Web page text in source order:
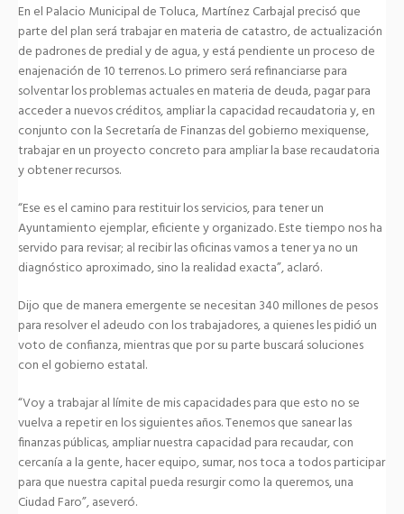
En el Palacio Municipal de Toluca, Martínez Carbajal precisó que
parte del plan será trabajar en materia de catastro, de actualización
de padrones de predial y de agua, y está pendiente un proceso de
enajenación de 10 terrenos. Lo primero será refinanciarse para
solventar los problemas actuales en materia de deuda, pagar para
acceder a nuevos créditos, ampliar la capacidad recaudatoria y, en
conjunto con la Secretaría de Finanzas del gobierno mexiquense,
trabajar en un proyecto concreto para ampliar la base recaudatoria
y obtener recursos.
“Ese es el camino para restituir los servicios, para tener un
Ayuntamiento ejemplar, eficiente y organizado. Este tiempo nos ha
servido para revisar; al recibir las oficinas vamos a tener ya no un
diagnóstico aproximado, sino la realidad exacta”, aclaró.
Dijo que de manera emergente se necesitan 340 millones de pesos
para resolver el adeudo con los trabajadores, a quienes les pidió un
voto de confianza, mientras que por su parte buscará soluciones
con el gobierno estatal.
“Voy a trabajar al límite de mis capacidades para que esto no se
vuelva a repetir en los siguientes años. Tenemos que sanear las
finanzas públicas, ampliar nuestra capacidad para recaudar, con
cercanía a la gente, hacer equipo, sumar, nos toca a todos participar
para que nuestra capital pueda resurgir como la queremos, una
Ciudad Faro”, aseveró.